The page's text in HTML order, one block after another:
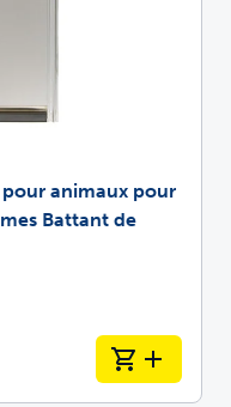
animaux pour
Battant de